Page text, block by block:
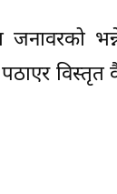
जनावरको
विस्तृत